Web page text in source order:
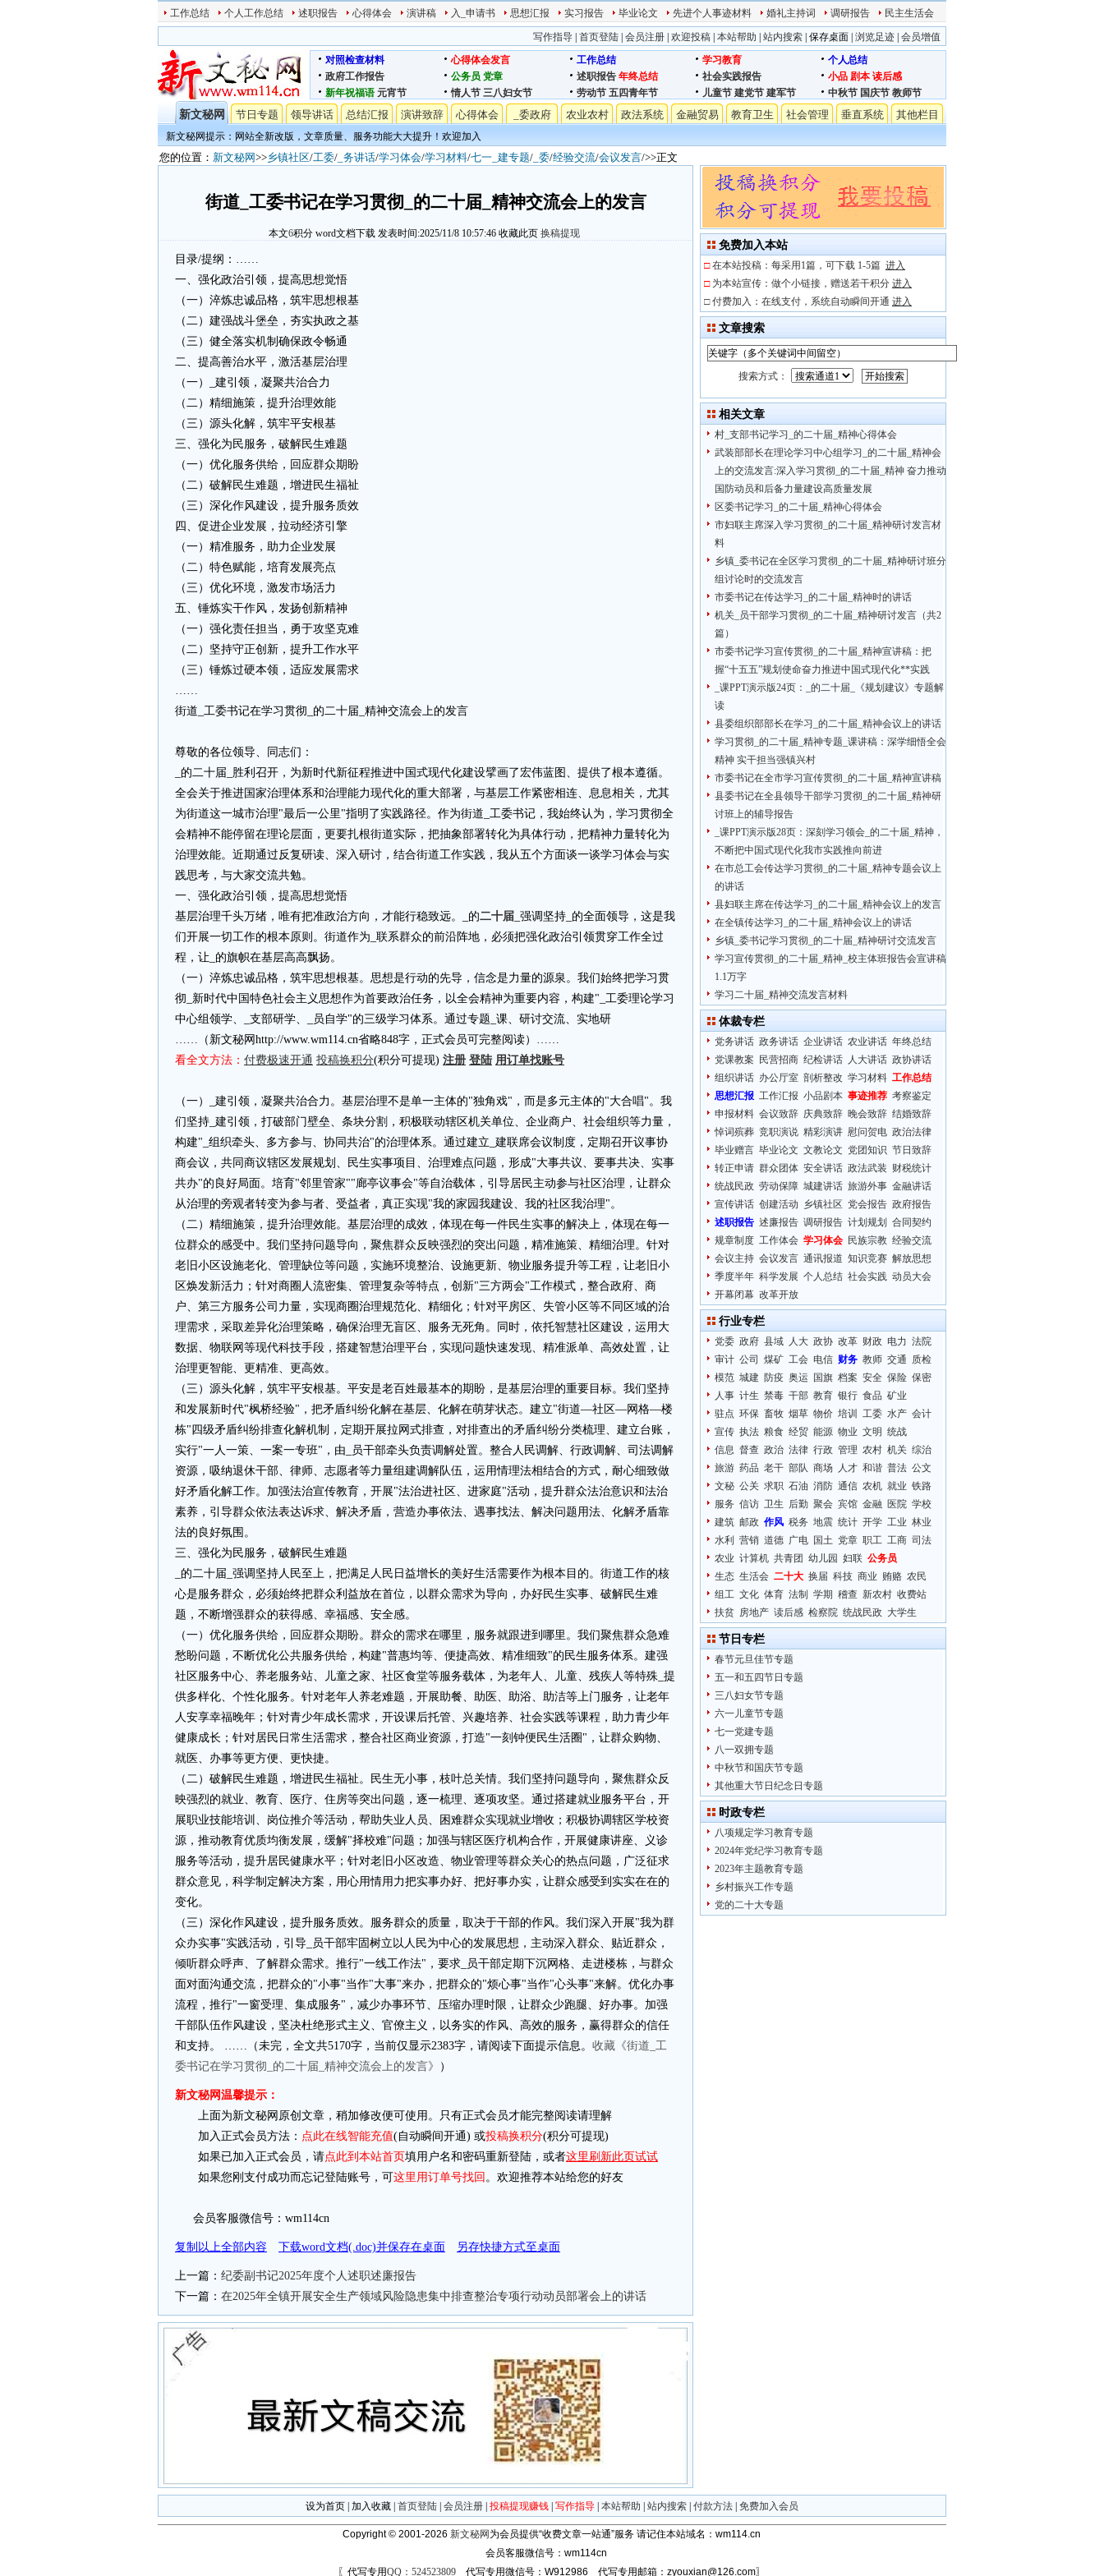
工作总结 个人工作总结 述职报告 心得体会 演讲稿 入_申请书 思想汇报 实习报告 毕业论文 先进个人事迹材料 婚礼主持词 调研报告 民主生活会
写作指导 首页登陆 会员注册 欢迎投稿 本站帮助 站内搜索 保存桌面 浏览足迹 会员增值
对照检查材料
心得体会发言 工作总结 学习教育
个人总结
政府工作报告
公务员 党章 述职报告 年终总结 社会实践报告 小品 剧本 读后感
新年祝福语 元宵节 情人节 三八妇女节 劳动节 五四青年节 儿童节 建党节 建军节 中秋节 国庆节 教师节
新文秘网 节日专题 领导讲话 总结汇报 演讲致辞 心得体会 _委政府 农业农村 政法系统 金融贸易 教育卫生 社会管理 垂直系统 其他栏目
新文秘网提示：网站全新改版，文章质量、服务功能大大提升！欢迎加入
您的位置： 新文秘网>>乡镇社区/工委/ _务讲话/学习体会/学习材料/七一_建专题/ _委/经验交流/会议发言/>>正文
街道_工委书记在学习贯彻_的二十届_精神交流会上的发言
本文6积分 word文档下载 发表时间:2025/11/8 10:57:46 收藏此页 换稿提现
目录/提纲：……
一、强化政治引领，提高思想觉悟
（一）淬炼忠诚品格，筑牢思想根基
（二）建强战斗堡垒，夯实执政之基
（三）健全落实机制确保政令畅通
二、提高善治水平，激活基层治理
（一）_建引领，凝聚共治合力
（二）精细施策，提升治理效能
（三）源头化解，筑牢平安根基
三、强化为民服务，破解民生难题
（一）优化服务供给，回应群众期盼
（二）破解民生难题，增进民生福祉
（三）深化作风建设，提升服务质效
四、促进企业发展，拉动经济引擎
（一）精准服务，助力企业发展
（二）特色赋能，培育发展亮点
（三）优化环境，激发市场活力
五、锤炼实干作风，发扬创新精神
（一）强化责任担当，勇于攻坚克难
（二）坚持守正创新，提升工作水平
（三）锤炼过硬本领，适应发展需求
……
街道_工委书记在学习贯彻_的二十届_精神交流会上的发言
尊敬的各位领导、同志们：
_的二十届_胜利召开，为新时代新征程推进中国式现代化建设擘画了宏伟蓝图、提供了根本遵循。
全会关于推进国家治理体系和治理能力现代化的重大部署，与基层工作紧密相连、息息相关，尤其
为街道这一城市治理"最后一公里"指明了实践路径。作为街道_工委书记，我始终认为，学习贯彻全
会精神不能停留在理论层面，更要扎根街道实际，把抽象部署转化为具体行动，把精神力量转化为
治理效能。近期通过反复研读、深入研讨，结合街道工作实践，我从五个方面谈一谈学习体会与实
践思考，与大家交流共勉。
一、强化政治引领，提高思想觉悟
基层治理千头万绪，唯有把准政治方向，才能行稳致远。_的二十届 _强调坚持_的全面领导，这是我
们开展一切工作的根本原则。街道作为_联系群众的前沿阵地，必须把强化政治引领贯穿工作全过
程，让_的旗帜在基层高高飘扬。
（一）淬炼忠诚品格，筑牢思想根基。思想是行动的先导，信念是力量的源泉。我们始终把学习贯
彻_新时代中国特色社会主义思想作为首要政治任务，以全会精神为重要内容，构建"_工委理论学习
中心组领学、_支部研学、_员自学"的三级学习体系。通过专题_课、研讨交流、实地研
……（新文秘网http://www.wm114.cn省略848字，正式会员可完整阅读）……
看全文方法： 付费极速开通 投稿换积分(积分可提现) 注册 登陆 用订单找账号
（一）_建引领，凝聚共治合力。基层治理不是单一主体的"独角戏"，而是多元主体的"大合唱"。我
们坚持_建引领，打破部门壁垒、条块分割，积极联动辖区机关单位、企业商户、社会组织等力量，
构建"_组织牵头、多方参与、协同共治"的治理体系。通过建立_建联席会议制度，定期召开议事协
商会议，共同商议辖区发展规划、民生实事项目、治理难点问题，形成"大事共议、要事共决、实事
共办"的良好局面。培育"邻里管家""廊亭议事会"等自治载体，引导居民主动参与社区治理，让群众
从治理的旁观者转变为参与者、受益者，真正实现"我的家园我建设、我的社区我治理"。
（二）精细施策，提升治理效能。基层治理的成效，体现在每一件民生实事的解决上，体现在每一
位群众的感受中。我们坚持问题导向，聚焦群众反映强烈的突出问题，精准施策、精细治理。针对
老旧小区设施老化、管理缺位等问题，实施环境整治、设施更新、物业服务提升等工程，让老旧小
区焕发新活力；针对商圈人流密集、管理复杂等特点，创新"三方两会"工作模式，整合政府、商
户、第三方服务公司力量，实现商圈治理规范化、精细化；针对平房区、失管小区等不同区域的治
理需求，采取差异化治理策略，确保治理无盲区、服务无死角。同时，依托智慧社区建设，运用大
数据、物联网等现代科技手段，搭建智慧治理平台，实现问题快速发现、精准派单、高效处置，让
治理更智能、更精准、更高效。
（三）源头化解，筑牢平安根基。平安是老百姓最基本的期盼，是基层治理的重要目标。我们坚持
和发展新时代"枫桥经验"，把矛盾纠纷化解在基层、化解在萌芽状态。建立"街道—社区—网格—楼
栋"四级矛盾纠纷排查化解机制，定期开展拉网式排查，对排查出的矛盾纠纷分类梳理、建立台账，
实行"一人一策、一案一专班"，由_员干部牵头负责调解处置。整合人民调解、行政调解、司法调解
资源，吸纳退休干部、律师、志愿者等力量组建调解队伍，运用情理法相结合的方式，耐心细致做
好矛盾化解工作。加强法治宣传教育，开展"法治进社区、进家庭"活动，提升群众法治意识和法治
素养，引导群众依法表达诉求、解决矛盾，营造办事依法、遇事找法、解决问题用法、化解矛盾靠
法的良好氛围。
三、强化为民服务，破解民生难题
_的二十届_强调坚持人民至上，把满足人民日益增长的美好生活需要作为根本目的。街道工作的核
心是服务群众，必须始终把群众利益放在首位，以群众需求为导向，办好民生实事、破解民生难
题，不断增强群众的获得感、幸福感、安全感。
（一）优化服务供给，回应群众期盼。群众的需求在哪里，服务就跟进到哪里。我们聚焦群众急难
愁盼问题，不断优化公共服务供给，构建"普惠均等、便捷高效、精准细致"的民生服务体系。建强
社区服务中心、养老服务站、儿童之家、社区食堂等服务载体，为老年人、儿童、残疾人等特殊_提
供多样化、个性化服务。针对老年人养老难题，开展助餐、助医、助浴、助洁等上门服务，让老年
人安享幸福晚年；针对青少年成长需求，开设课后托管、兴趣培养、社会实践等课程，助力青少年
健康成长；针对居民日常生活需求，整合社区商业资源，打造"一刻钟便民生活圈"，让群众购物、
就医、办事等更方便、更快捷。
（二）破解民生难题，增进民生福祉。民生无小事，枝叶总关情。我们坚持问题导向，聚焦群众反
映强烈的就业、教育、医疗、住房等突出问题，逐一梳理、逐项攻坚。通过搭建就业服务平台，开
展职业技能培训、岗位推介等活动，帮助失业人员、困难群众实现就业增收；积极协调辖区学校资
源，推动教育优质均衡发展，缓解"择校难"问题；加强与辖区医疗机构合作，开展健康讲座、义诊
服务等活动，提升居民健康水平；针对老旧小区改造、物业管理等群众关心的热点问题，广泛征求
群众意见，科学制定解决方案，用心用情用力把实事办好、把好事办实，让群众感受到实实在在的
变化。
（三）深化作风建设，提升服务质效。服务群众的质量，取决于干部的作风。我们深入开展"我为群
众办实事"实践活动，引导_员干部牢固树立以人民为中心的发展思想，主动深入群众、贴近群众，
倾听群众呼声、了解群众需求。推行"一线工作法"，要求_员干部定期下沉网格、走进楼栋，与群众
面对面沟通交流，把群众的"小事"当作"大事"来办，把群众的"烦心事"当作"心头事"来解。优化办事
流程，推行"一窗受理、集成服务"，减少办事环节、压缩办理时限，让群众少跑腿、好办事。加强
干部队伍作风建设，坚决杜绝形式主义、官僚主义，以务实的作风、高效的服务，赢得群众的信任
和支持。 ……（未完，全文共5170字，当前仅显示2383字，请阅读下面提示信息。 收藏《街道_工
委书记在学习贯彻_的二十届_精神交流会上的发言》
）
新文秘网温馨提示：
上面为新文秘网原创文章，稍加修改便可使用。只有正式会员才能完整阅读请理解
加入正式会员方法： 点此在线智能充值(自动瞬间开通) 或投稿换积分(积分可提现)
如果已加入正式会员，请点此到本站首页填用户名和密码重新登陆，或者这里刷新此页试试
如果您刚支付成功而忘记登陆账号，可这里用订单号找回 。欢迎推荐本站给您的好友
会员客服微信号：wm114cn
复制以上全部内容 下载word文档(.doc)并保存在桌面 另存快捷方式至桌面
上一篇： 纪委副书记2025年度个人述职述廉报告
下一篇： 在2025年全镇开展安全生产领域风险隐患集中排查整治专项行动动员部署会上的讲话
免费加入本站
□ 在本站投稿：每采用1篇，可下载 1-5篇 进入
□ 为本站宣传：做个小链接，赠送若干积分 进入
□ 付费加入：在线支付，系统自动瞬间开通 进入
文章搜索
搜索方式：
相关文章
村_支部书记学习_的二十届_精神心得体会
武装部部长在理论学习中心组学习_的二十届_精神会
上的交流发言:深入学习贯彻_的二十届_精神 奋力推动
国防动员和后备力量建设高质量发展
区委书记学习_的二十届_精神心得体会
市妇联主席深入学习贯彻_的二十届_精神研讨发言材
料
乡镇_委书记在全区学习贯彻_的二十届_精神研讨班分
组讨论时的交流发言
市委书记在传达学习_的二十届_精神时的讲话
机关_员干部学习贯彻_的二十届_精神研讨发言（共2
篇）
市委书记学习宣传贯彻_的二十届_精神宣讲稿：把
握“十五五”规划使命奋力推进中国式现代化**实践
_课PPT演示版24页：_的二十届_《规划建议》专题解
读
县委组织部部长在学习_的二十届_精神会议上的讲话
学习贯彻_的二十届_精神专题_课讲稿：深学细悟全会
精神 实干担当强镇兴村
市委书记在全市学习宣传贯彻_的二十届_精神宣讲稿
县委书记在全县领导干部学习贯彻_的二十届_精神研
讨班上的辅导报告
_课PPT演示版28页：深刻学习领会_的二十届_精神，
不断把中国式现代化我市实践推向前进
在市总工会传达学习贯彻_的二十届_精神专题会议上
的讲话
县妇联主席在传达学习_的二十届_精神会议上的发言
在全镇传达学习_的二十届_精神会议上的讲话
乡镇_委书记学习贯彻_的二十届_精神研讨交流发言
学习宣传贯彻_的二十届_精神_校主体班报告会宣讲稿
1.1万字
学习二十届_精神交流发言材料
体裁专栏
党务讲话 政务讲话 企业讲话 农业讲话 年终总结
党课教案
民营招商 纪检讲话 人大讲话 政协讲话
组织讲话 办公厅室 剖析整改 学习材料 工作总结
思想汇报 工作汇报 小品剧本 事迹推荐 考察鉴定
申报材料 会议致辞 庆典致辞 晚会致辞 结婚致辞
悼词殡葬 竞职演说 精彩演讲 慰问贺电 政治法律
毕业赠言 毕业论文 文教论文 党团知识 节日致辞
转正申请 群众团体 安全讲话 政法武装 财税统计
统战民政 劳动保障 城建讲话 旅游外事 金融讲话
宣传讲话 创建活动 乡镇社区 党会报告 政府报告
述职报告 述廉报告 调研报告 计划规划
合同契约
规章制度 工作体会 学习体会 民族宗教 经验交流
会议主持 会议发言 通讯报道 知识竞赛 解放思想
季度半年 科学发展 个人总结 社会实践 动员大会
开幕闭幕 改革开放
行业专栏
党委 政府 县域 人大 政协 改革 财政 电力 法院
审计 公司 煤矿 工会 电信 财务 教师 交通 质检
模范 城建 防疫 奥运 国旗 档案 安全 保险 保密
人事 计生 禁毒 干部 教育 银行 食品 矿业
驻点 环保 畜牧 烟草 物价 培训 工委 水产 会计
宣传 执法 粮食 经贸 能源 物业 文明 统战
信息 督查 政治 法律 行政 管理 农村 机关 综治
旅游 药品 老干 部队 商场 人才 和谐 普法 公文
文秘 公关 求职 石油 消防 通信 农机 就业 铁路
服务 信访 卫生 后勤 聚会 宾馆 金融 医院 学校
建筑 邮政 作风 税务 地震 统计 开学 工业 林业
水利
营销 道德 广电 国土 党章 职工 工商 司法
农业 计算机 共青团 幼儿园 妇联 公务员
生态 生活会 二十大 换届 科技 商业 贿赂 农民
组工 文化 体育 法制 学期 稽查 新农村 收费站
扶贫 房地产 读后感 检察院 统战民政 大学生
节日专栏
春节元旦佳节专题
五一和五四节日专题
三八妇女节专题
六一儿童节专题
七一党建专题
八一双拥专题
中秋节和国庆节专题
其他重大节日纪念日专题
时政专栏
八项规定学习教育专题
2024年党纪学习教育专题
2023年主题教育专题
乡村振兴工作专题
党的二十大专题
设为首页 加入收藏 首页登陆 会员注册 投稿提现赚钱 写作指导 本站帮助 站内搜索 付款方法 免费加入会员
Copyright © 2001-2026 新文秘网 为会员提供“收费文章一站通”服务 请记住本站域名：wm114.cn
会员客服微信号：wm114cn
〖代写专用QQ：524523809代写专用微信号：W912986 代写专用邮箱：zyouxian@126.com〗